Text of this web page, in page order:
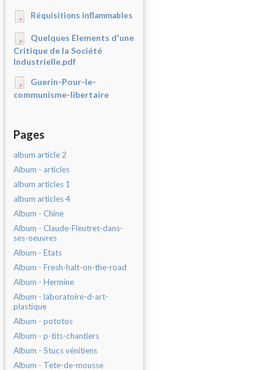
Réquisitions inflammables
Quelques Elements d'une
Critique de la Société
Industrielle.pdf
Guerin-Pour-le-
communisme-libertaire
Pages
album article 2
Album - articles
album articles 1
album articles 4
Album - Chine
Album - Claude-Fleutret-dans-
ses-oeuvres
Album - Etats
Album - Fresh-halt-on-the-road
Album - Hermine
Album - laboratoire-d-art-
plastique
Album - pototos
Album - p-tits-chantiers
Album - Stucs vénitiens
Album - Tete-de-mousse